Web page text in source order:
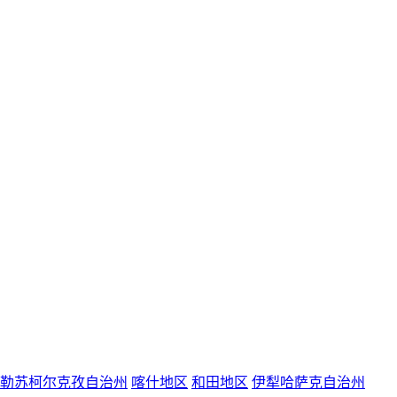
苏柯尔克孜自治州 喀什地区 和田地区 伊犁哈萨克自治州